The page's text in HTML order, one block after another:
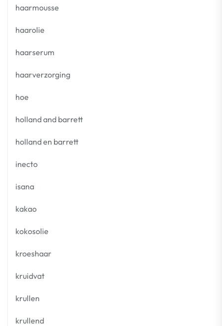
haarmousse
haarolie
haarserum
haarverzorging
hoe
holland and barrett
holland en barrett
inecto
isana
kakao
kokosolie
kroeshaar
kruidvat
krullen
krullend